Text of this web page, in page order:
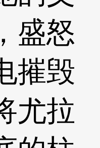
盛怒
摧毁
尤拉